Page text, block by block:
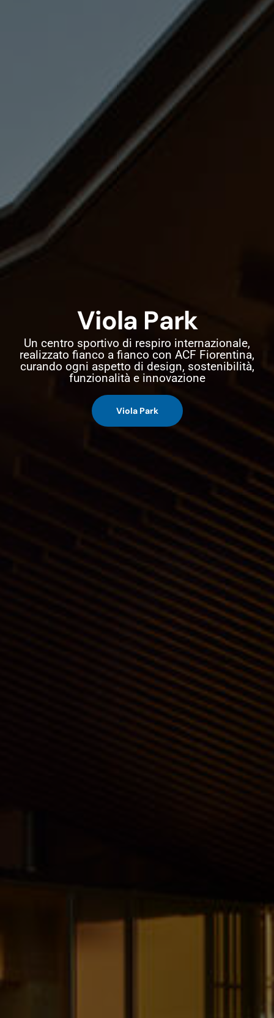
Viola Park
Un centro sportivo di respiro internazionale,
realizzato fianco a fianco con ACF Fiorentina,
curando ogni aspetto di design, sostenibilità,
funzionalità e innovazione
Viola Park